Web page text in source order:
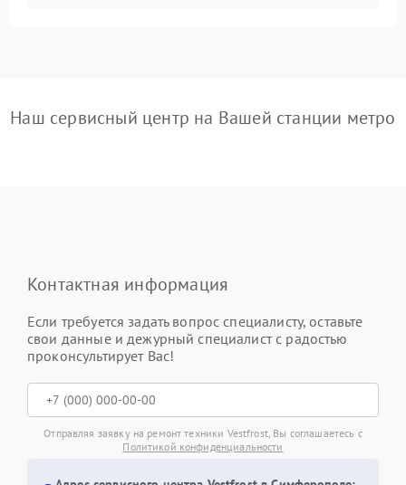
Наш сервисный центр на Вашей станции метро
Контактная информация
Если требуется задать вопрос специалисту, оставьте
свои данные и дежурный специалист с радостью
проконсультирует Вас!
Отправляя заявку на ремонт техники Vestfrost, Вы соглашаетесь с
Политикой конфиденциальности